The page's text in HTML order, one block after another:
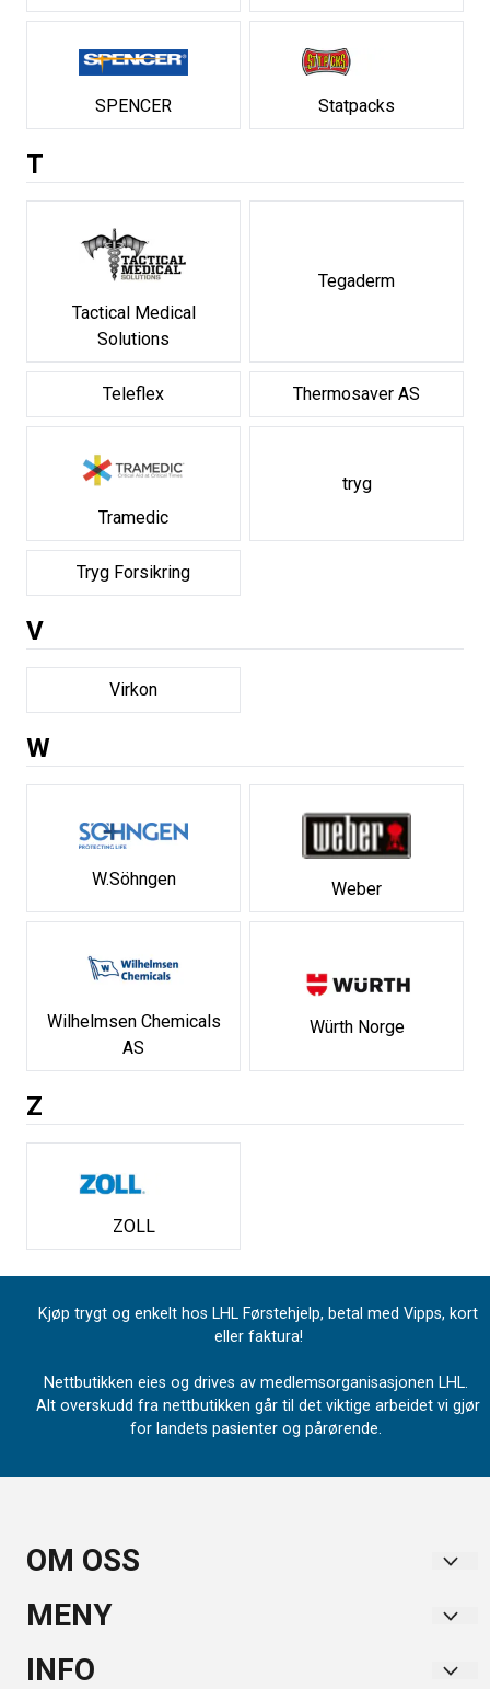
SPENCER Statpacks
T
Tactical Medical
Solutions
Tegaderm
Teleflex Thermosaver AS
Tramedic
tryg
Tryg Forsikring
V
Virkon
W
W.Söhngen Weber
Wilhelmsen Chemicals
AS
Würth Norge
Z
ZOLL
Kjøp trygt og enkelt hos LHL Førstehjelp, betal med Vipps, kort
eller faktura!
Nettbutikken eies og drives av medlemsorganisasjonen LHL.
Alt overskudd fra nettbutikken går til det viktige arbeidet vi gjør
for landets pasienter og pårørende.
OM OSS
LHL
2072 Dal
MENY
Forsendelse og retur
INFO